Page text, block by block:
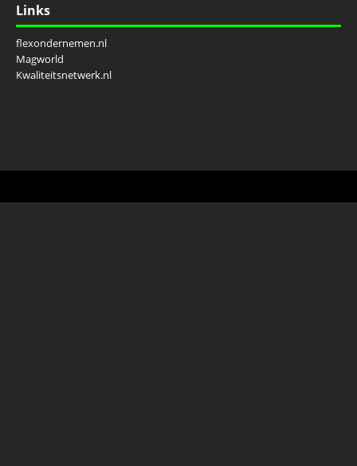
Links
flexondernemen.nl
Magworld
Kwaliteitsnetwerk.nl